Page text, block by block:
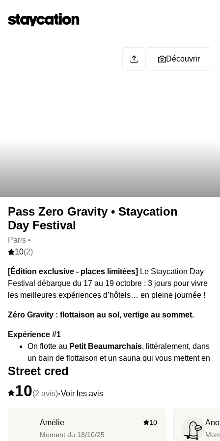
Découvrir
Pass Zero Gravity • Staycation
Day Festival
Paris •
10(2)
[Édition exclusive - places limitées] Le Staycation Day
Festival débarque du 17 au 19 octobre : 3 jours pour vivre
les meilleures expériences d’hôtels… en pleine journée !
Zéro Gravity : flottaison au sol, vertige au sommet.
Expérience #1
On flotte au Petit Beaumarchais, littéralement, dans
un bain de flottaison et un sauna qui vous mettent en
orbite, accompagnés de cocktails et tapas.
Expérience #2
les nuages.
Street cred
10(2 avis)•Voir les avis
Amélie
Moment du 18/10/25
10